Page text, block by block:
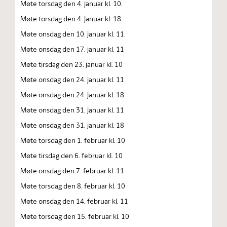
Møte torsdag den 4. januar kl. 10.
Møte torsdag den 4. januar kl. 18.
Møte onsdag den 10. januar kl. 11.
Møte onsdag den 17. januar kl. 11
Møte tirsdag den 23. januar kl. 10
Møte onsdag den 24. januar kl. 11
Møte onsdag den 24. januar kl. 18
Møte onsdag den 31. januar kl. 11
Møte onsdag den 31. januar kl. 18
Møte torsdag den 1. februar kl. 10
Møte tirsdag den 6. februar kl. 10
Møte onsdag den 7. februar kl. 11
Møte torsdag den 8. februar kl. 10
Møte onsdag den 14. februar kl. 11
Møte torsdag den 15. februar kl. 10